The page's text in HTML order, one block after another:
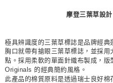
每筆NT$80，滿NT$1,500(含以上)
每筆NT$80，滿NT$1,500(含以上)
摩登三葉草設
極具辨識度的三葉草標誌是品牌經
胸口就帶有搶眼三葉草標誌，並採
點。採用柔軟的單面針織布製成，
Originals 的經典簡約風格。
此產品的棉質原料是透過瑞士良好